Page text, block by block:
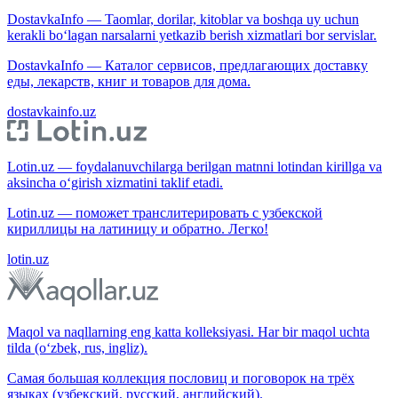
DostavkaInfo — Taomlar, dorilar, kitoblar va boshqa uy uchun
kerakli bo‘lagan narsalarni yetkazib berish xizmatlari bor servislar.
DostavkaInfo — Каталог сервисов, предлагающих доставку
еды, лекарств, книг и товаров для дома.
dostavkainfo.uz
Lotin.uz — foydalanuvchilarga berilgan matnni lotindan kirillga va
aksincha o‘girish xizmatini taklif etadi.
Lotin.uz — поможет транслитерировать с узбекской
кириллицы на латиницу и обратно. Легко!
lotin.uz
Maqol va naqllarning eng katta kolleksiyasi. Har bir maqol uchta
tilda (o‘zbek, rus, ingliz).
Самая большая коллекция пословиц и поговорок на трёх
языках (узбекский, русский, английский).